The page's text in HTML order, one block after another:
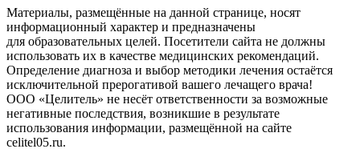
Материалы, размещённые на данной странице, носят
информационный характер и предназначены
для образовательных целей. Посетители сайта не должны
использовать их в качестве медицинских рекомендаций.
Определение диагноза и выбор методики лечения остаётся
исключительной прерогативой вашего лечащего врача!
ООО «Целитель» не несёт ответственности за возможные
негативные последствия, возникшие в результате
использования информации, размещённой на сайте
celitel05.ru.